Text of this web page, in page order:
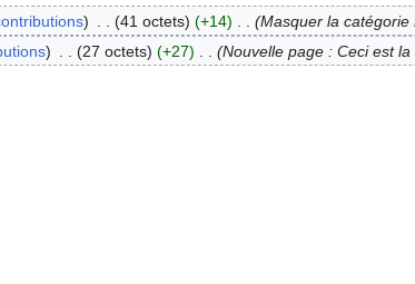
41 octets +14
Masquer la catégorie
27 octets +27 Nouvelle page : Ceci est la